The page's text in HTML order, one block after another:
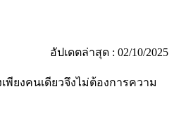
อัปเดตล่าสุด : 02/10/2025
ยงคนเดียวจึงไม่ต้องการความ